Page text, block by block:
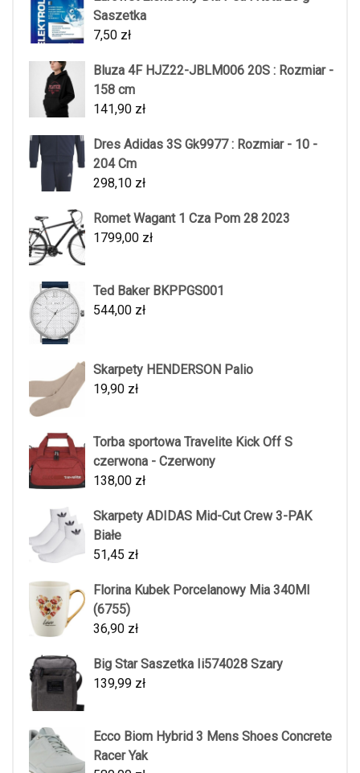
Saszetka
7,50 zł
Bluza 4F HJZ22-JBLM006 20S : Rozmiar -
158 cm
141,90 zł
Dres Adidas 3S Gk9977 : Rozmiar - 10 -
204 Cm
298,10 zł
Romet Wagant 1 Cza Pom 28 2023
1799,00 zł
Ted Baker BKPPGS001
544,00 zł
Skarpety HENDERSON Palio
19,90 zł
Torba sportowa Travelite Kick Off S
czerwona - Czerwony
138,00 zł
Skarpety ADIDAS Mid-Cut Crew 3-PAK
Białe
51,45 zł
Florina Kubek Porcelanowy Mia 340Ml
(6755)
36,90 zł
Big Star Saszetka Ii574028 Szary
139,99 zł
Ecco Biom Hybrid 3 Mens Shoes Concrete
Racer Yak